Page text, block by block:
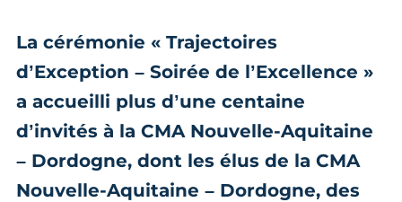
La cérémonie « Trajectoires
d’Exception – Soirée de l’Excellence »
a accueilli plus d’une centaine
d’invités à la CMA Nouvelle-Aquitaine
– Dordogne, dont les élus de la CMA
Nouvelle-Aquitaine – Dordogne, des